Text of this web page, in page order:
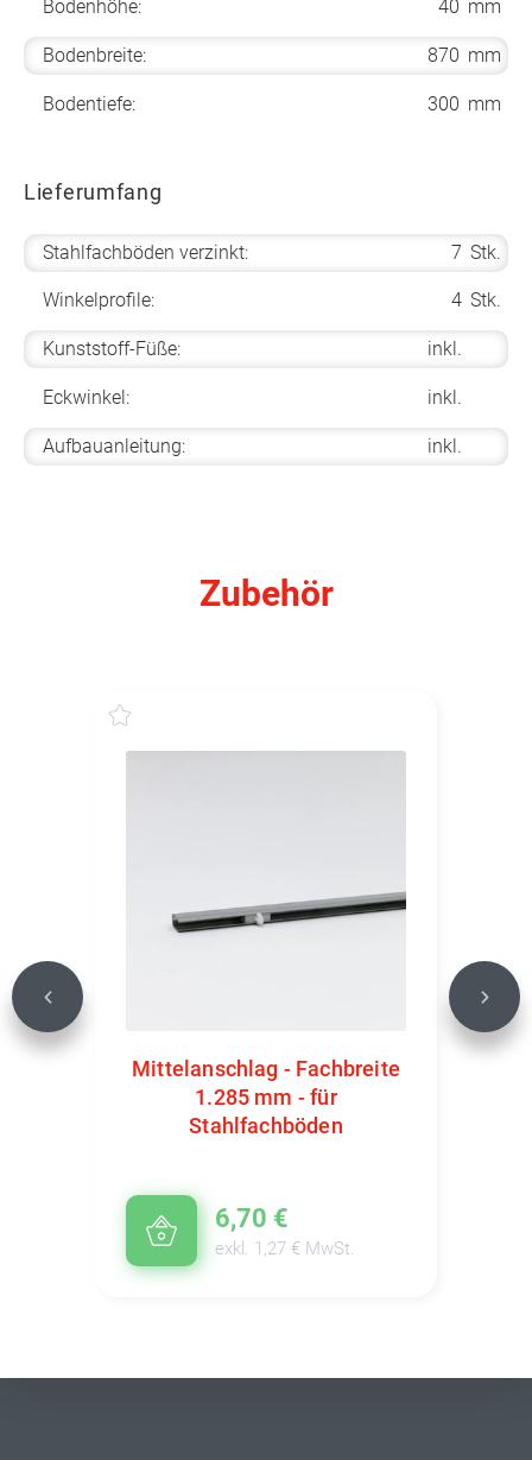
Bodenhöhe: 40 mm
Bodenbreite: 870 mm
Bodentiefe: 300 mm
Lieferumfang
Stahlfachböden verzinkt: 7 Stk.
Winkelprofile: 4 Stk.
Kunststoff-Füße: inkl.
Eckwinkel: inkl.
Aufbauanleitung: inkl.
Zubehör
Mittelanschlag - Fachbreite
1.285 mm - für
Stahlfachböden
6,70 €
exkl. 1,27 € MwSt.
Previous Next